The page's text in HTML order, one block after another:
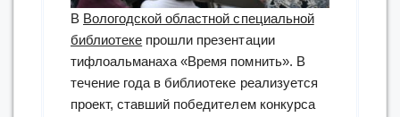
В Вологодской областной специальной
библиотеке прошли презентации
тифлоальманаха «Время помнить». В
течение года в библиотеке реализуется
проект, ставший победителем конкурса